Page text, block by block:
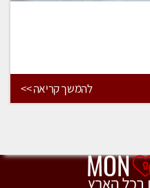
להמשך קריאה >>